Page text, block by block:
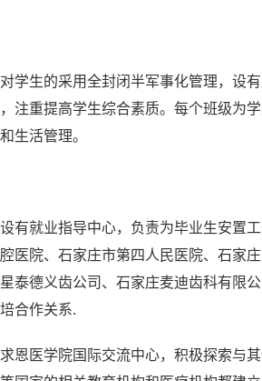
学生的采用全封闭半军事化管理，设
注重提高学生综合素质。每个班级为
生活管理。
有就业指导中心，负责为毕业生安置
医院、石家庄市第四人民医院、石家
泰德义齿公司、石家庄麦迪齿科有限
合作关系.
恩医学院国际交流中心，积极探索与